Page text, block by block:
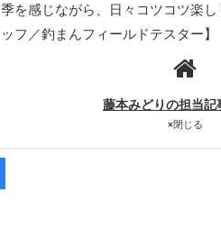
季を感じながら、日々コツコツ楽
ッフ／釣まんフィールドテスター】
藤本みどりの担当記
×閉じる